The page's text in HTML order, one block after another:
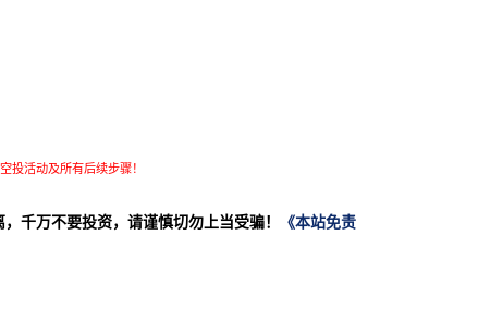
投活动及所有后续步骤！
千万不要投资，请谨慎切勿上当受骗！
《本站免责